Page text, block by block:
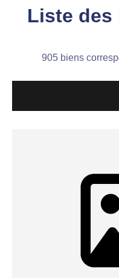
Liste des
905 biens